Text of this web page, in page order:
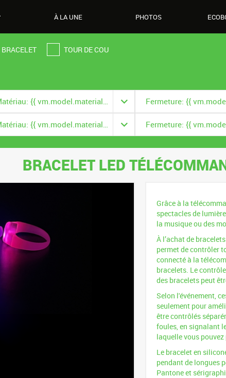
À LA UNE PHOTOS
BRACELET TOUR DE COU
Matériau: {{ vm.model.material === null ? '' : vm.model.material.title }}
Matériau: {{ vm.model.material === null ? '' : vm.model.material.title }}
BRACELET LED
Grâce à la
spectacles de
la musique ou des
À l’achat de
permet de contrôler
connecté à la
bracelets. Le
des bracelets peut
Selon l'événement,
seulement pour
être contrôlés
foules, en signalant
laquelle vous pouvez
Le bracelet en
pendant de longues
Pantone et